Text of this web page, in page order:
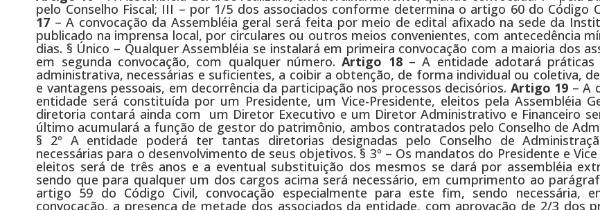
pelo Conselho Fiscal; III – por 1/5 dos associados conforme determina o artigo 60 do Código
17 – A convocação da Assembléia geral será feita por meio de edital afixado na sede da
publicado na imprensa local, por circulares ou outros meios convenientes, com antecedência
dias. § Único – Qualquer Assembléia se instalará em primeira convocação com a maioria dos
em segunda convocação, com qualquer número.Artigo 18 – A entidade adotará
administrativa, necessárias e suficientes, a coibir a obtenção, de forma individual ou coletiva,
e vantagens pessoais, em decorrência da participação nos processos decisórios. Artigo 19 – A
entidade será constituída por um Presidente, um Vice-Presidente, eleitos pela Assembléia
diretoria contará ainda com um Diretor Executivo e um Diretor Administrativo e Financeiro
último acumulará a função de gestor do patrimônio, ambos contratados pelo Conselho de
§ 2º A entidade poderá ter tantas diretorias designadas pelo Conselho de
necessárias para o desenvolvimento de seus objetivos. § 3º – Os mandatos do Presidente e
eleitos será de três anos e a eventual substituição dos mesmos se dará por assembléia
sendo que para qualquer um dos cargos acima será necessário, em cumprimento ao
artigo 59 do Código Civil, convocação especialmente para este fim, sendo necessária,
convocação, a presença de metade dos associados da entidade, com aprovação de 2/3 dos